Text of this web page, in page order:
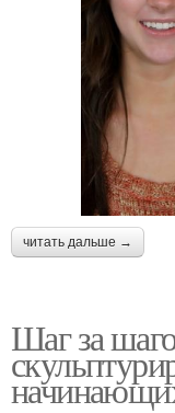
читать дальше →
Шаг за